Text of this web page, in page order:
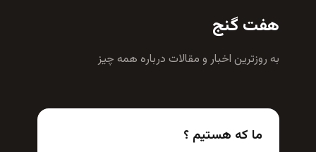
هفت گنج
به روزترين اخبار و مقالات درباره همه چيز
ما که هستیم ؟